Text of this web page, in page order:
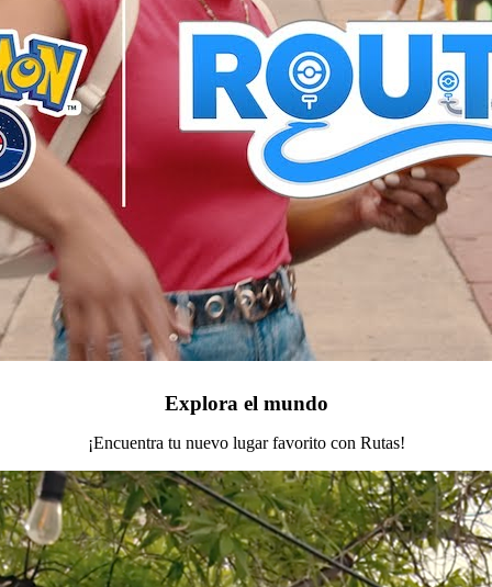
Explora el mundo
¡Encuentra tu nuevo lugar favorito con Rutas!